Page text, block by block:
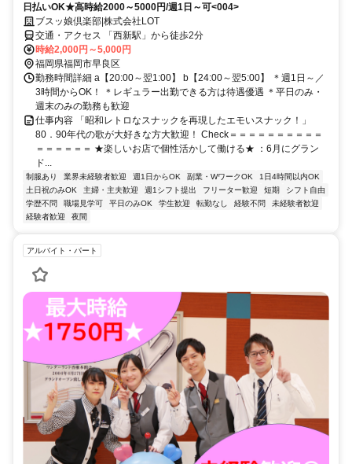
日払いOK★高時給2000～5000円/週1日～可<004>
ブスッ娘倶楽部|株式会社LOT
交通・アクセス 「西新駅」から徒歩2分
時給2,000円～5,000円
福岡県福岡市早良区
勤務時間詳細 a【20:00～翌1:00】 b【24:00～翌5:00】 ＊週1日～／
3時間からOK！ ＊レギュラー出勤できる方は待遇優遇 ＊平日のみ・
週末のみの勤務も歓迎
仕事内容 「昭和レトロなスナックを再現したエモいスナック！」
80．90年代の歌が大好きな方大歓迎！ Check＝＝＝＝＝＝＝＝＝＝
＝＝＝＝＝＝ ★楽しいお店で個性活かして働ける★ ：6月にグラン
ド...
制服あり 業界未経験者歓迎 週1日からOK 副業・WワークOK
1日4時間以内OK
土日祝のみOK
主婦・主夫歓迎 週1シフト提出 フリーター歓迎 短期
シフト自由
学歴不問
職場見学可 平日のみOK 学生歓迎 転勤なし 経験不問
未経験者歓迎
経験者歓迎
夜間
アルバイト・パート